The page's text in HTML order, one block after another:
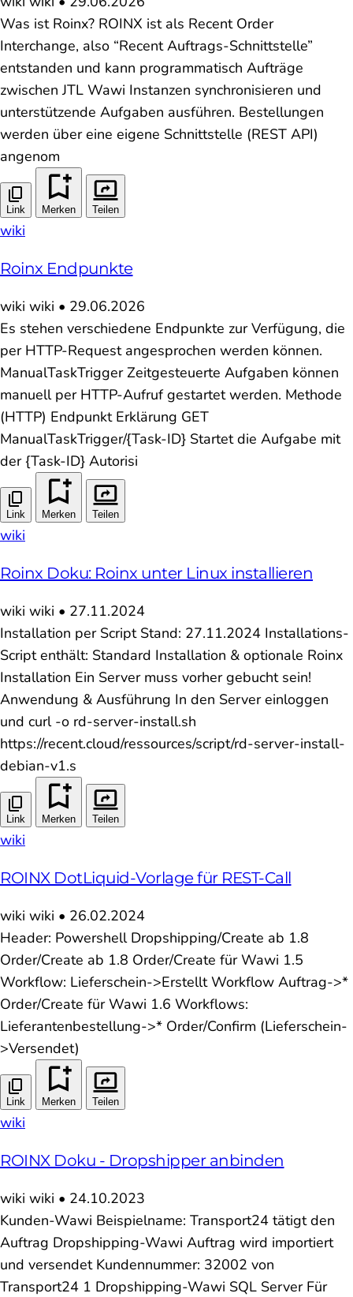
Was ist Roinx? ROINX ist als Recent Order
Interchange, also “Recent Auftrags-Schnittstelle”
entstanden und kann programmatisch Aufträge
zwischen JTL Wawi Instanzen synchronisieren und
unterstützende Aufgaben ausführen. Bestellungen
werden über eine eigene Schnittstelle (REST API)
angenom
Link Merken Teilen
wiki
Roinx Endpunkte
wiki wiki • 29.06.2026
Es stehen verschiedene Endpunkte zur Verfügung, die
per HTTP-Request angesprochen werden können.
ManualTaskTrigger Zeitgesteuerte Aufgaben können
manuell per HTTP-Aufruf gestartet werden. Methode
(HTTP) Endpunkt Erklärung GET
ManualTaskTrigger/{Task-ID} Startet die Aufgabe mit
der {Task-ID} Autorisi
Link Merken Teilen
wiki
Roinx Doku: Roinx unter Linux installieren
wiki wiki • 27.11.2024
Installation per Script Stand: 27.11.2024 Installations-
Script enthält: Standard Installation & optionale Roinx
Installation Ein Server muss vorher gebucht sein!
Anwendung & Ausführung In den Server einloggen
und curl -o rd-server-install.sh
https://recent.cloud/ressources/script/rd-server-install-
debian-v1.s
Link Merken Teilen
wiki
ROINX DotLiquid-Vorlage für REST-Call
wiki wiki • 26.02.2024
Header: Powershell Dropshipping/Create ab 1.8
Order/Create ab 1.8 Order/Create für Wawi 1.5
Workflow: Lieferschein->Erstellt Workflow Auftrag->*
Order/Create für Wawi 1.6 Workflows:
Lieferantenbestellung->* Order/Confirm (Lieferschein-
>Versendet)
Link Merken Teilen
wiki
ROINX Doku - Dropshipper anbinden
wiki wiki • 24.10.2023
Kunden-Wawi Beispielname: Transport24 tätigt den
Auftrag Dropshipping-Wawi Auftrag wird importiert
und versendet Kundennummer: 32002 von
Transport24 1 Dropshipping-Wawi SQL Server Für